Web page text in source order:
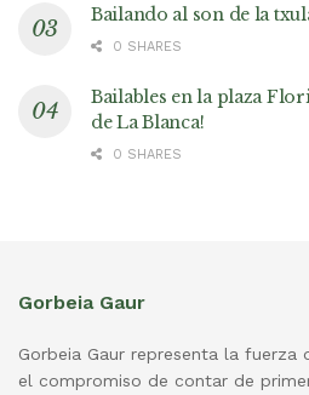
Bailando al son de la
0 SHARES
Bailables en la plaza
de La Blanca!
0 SHARES
Gorbeia Gaur
Gorbeia Gaur representa la
el compromiso de contar de